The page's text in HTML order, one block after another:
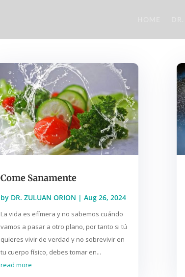
Come Sanamente
by DR. ZULUAN ORION | Aug 26, 2024
La vida es efímera y no sabemos cuándo
vamos a pasar a otro plano, por tanto si tú
quieres vivir de verdad y no sobrevivir en
tu cuerpo físico, debes tomar en...
read more